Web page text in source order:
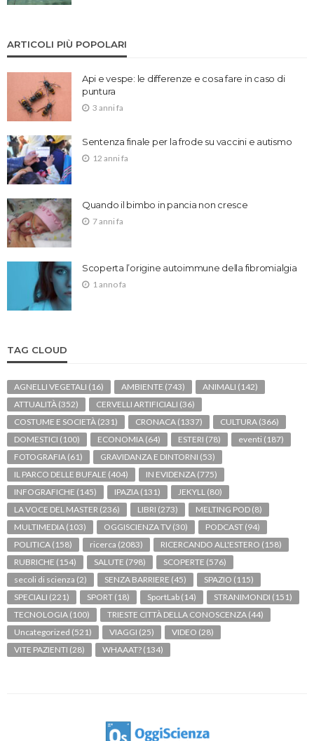
ARTICOLI PIÙ POPOLARI
Api e vespe: le differenze e cosa fare in caso di
puntura
3 anni fa
Sentenza finale per la frode su vaccini e autismo
12 anni fa
Quando il bimbo in pancia non cresce
7 anni fa
Scoperta l’origine autoimmune della fibromialgia
1 anno fa
TAG CLOUD
AGNELLI VEGETALI (16) AMBIENTE (743) ANIMALI (142)
ATTUALITÀ (352) CERVELLI ARTIFICIALI (36)
COSTUME E SOCIETÀ (231) CRONACA (1337) CULTURA (366)
DOMESTICI (100) ECONOMIA (64) ESTERI (78) eventi (187)
FOTOGRAFIA (61) GRAVIDANZA E DINTORNI (53)
IL PARCO DELLE BUFALE (404) IN EVIDENZA (775)
INFOGRAFICHE (145) IPAZIA (131) JEKYLL (80)
LA VOCE DEL MASTER (236) LIBRI (273) MELTING POD (8)
MULTIMEDIA (103) OGGISCIENZA TV (30) PODCAST (94)
POLITICA (158) ricerca (2083) RICERCANDO ALL'ESTERO (158)
RUBRICHE (154) SALUTE (798) SCOPERTE (576)
secoli di scienza (2) SENZA BARRIERE (45) SPAZIO (115)
SPECIALI (221) SPORT (18) SportLab (14) STRANIMONDI (151)
TECNOLOGIA (100) TRIESTE CITTÀ DELLA CONOSCENZA (44)
Uncategorized (521) VIAGGI (25) VIDEO (28)
VITE PAZIENTI (28) WHAAAT? (134)